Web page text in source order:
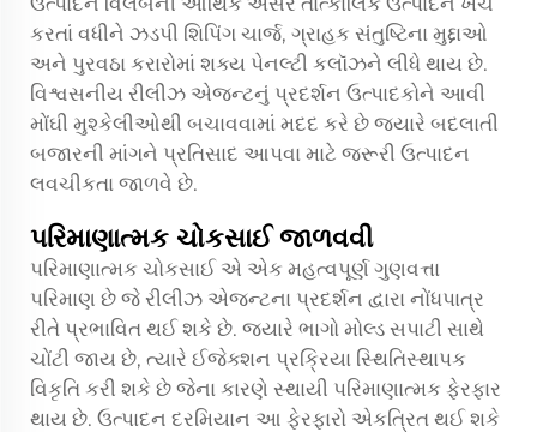
કરતાં વધીને ઝડપી શિપિંગ ચાર્જ, ગ્રાહક સંતુષ્ટિના મુદ્દાઓ
અને પુરવઠા કરારોમાં શક્ય પેનલ્ટી કલૉઝને લીધે થાય છે.
વિશ્વસનીય રીલીઝ એજન્ટનું પ્રદર્શન ઉત્પાદકોને આવી
મોંઘી મુશ્કેલીઓથી બચાવવામાં મદદ કરે છે જ્યારે બદલાતી
બજારની માંગને પ્રતિસાદ આપવા માટે જરૂરી ઉત્પાદન
લવચીકતા જાળવે છે.
પરિમાણાત્મક ચોકસાઈ જાળવવી
પરિમાણાત્મક ચોકસાઈ એ એક મહત્વપૂર્ણ ગુણવત્તા
પરિમાણ છે જે રીલીઝ એજન્ટના પ્રદર્શન દ્વારા નોંધપાત્ર
રીતે પ્રભાવિત થઈ શકે છે. જ્યારે ભાગો મોલ્ડ સપાટી સાથે
ચોંટી જાય છે, ત્યારે ઈજેક્શન પ્રક્રિયા સ્થિતિસ્થાપક
વિકૃતિ કરી શકે છે જેના કારણે સ્થાયી પરિમાણાત્મક ફેરફાર
થાય છે. ઉત્પાદન દરમિયાન આ ફેરફારો એકત્રિત થઈ શકે